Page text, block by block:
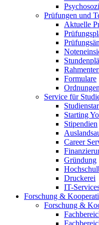
Prüfungen und
Aktuelle
Formulare
Service für
Starting
Stipendien
Career
Gründung
Druckerei
IT-
Forschung &
Forschung &